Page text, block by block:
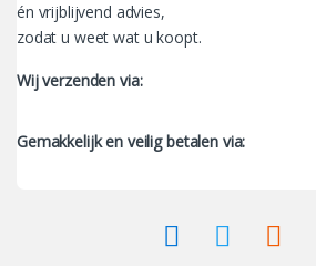
én vrijblijvend advies,
zodat u weet wat u koopt.
Wij verzenden via:
Gemakkelijk en veilig betalen via: